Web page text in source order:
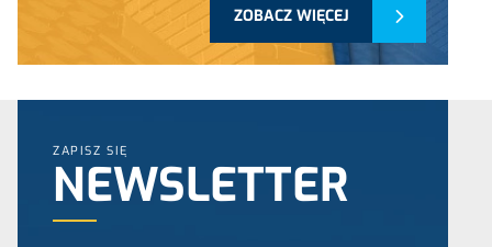
ZOBACZ WIĘCEJ
ZAPISZ SIĘ
NEWSLETTER